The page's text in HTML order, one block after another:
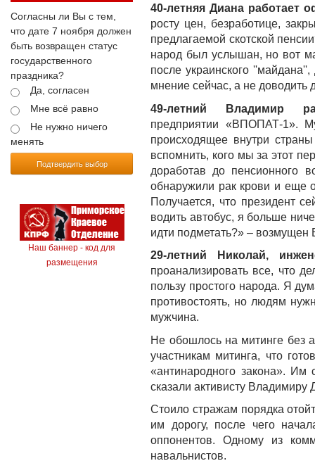
Согласны ли Вы с тем,
что дате 7 ноября должен
быть возвращен статус
государственного
праздника?
Да, согласен
Мне всё равно
Не нужно ничего
менять
Подтвердить выбор
Наш баннер - код для
размещения
40-летняя Диана работает
росту цен, безработице,
предлагаемой скотской
народ был услышан, но вот
после украинского
мнение сейчас, а не доводить
49-летний Владимир
предприятии «ВПОПАТ-1».
происходящее внутри
вспомнить, кого мы за этот
доработав до пенсионного
обнаружили рак крови и еще
Получается, что президент
водить автобус, я больше
идти подметать?» – возмущен
29-летний Николай,
проанализировать все, что
пользу простого народа. Я
противостоять, но людям
мужчина.
Не обошлось на митинге без
участникам митинга, что
«антинародного закона».
сказали активисту Владимиру
Стоило стражам порядка
им дорогу, после чего
оппонентов. Одному из
навальнистов.